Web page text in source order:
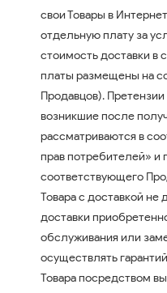
свои Товары в
отдельную плату за
стоимость доставки в
платы размещены на
Продавцов). Претензии
возникшие после
рассматриваются в
прав потребителей» и
соответствующего
Товара с доставкой не
доставки
обслуживания или
осуществлять
Товара посредством